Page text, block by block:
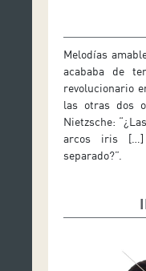
Melodías
acababa de
revolucionario
las otras dos
Nietzsche:
arcos iris […]
separado?”.